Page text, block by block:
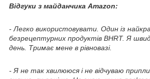
Відгуки з майданчика Amazon:
- Легко використовувати. Один із
безрецептурних продуктів BHRT. Я
день. Тримає мене в рівновазі.
- Я не так хвилююся і не відчуваю